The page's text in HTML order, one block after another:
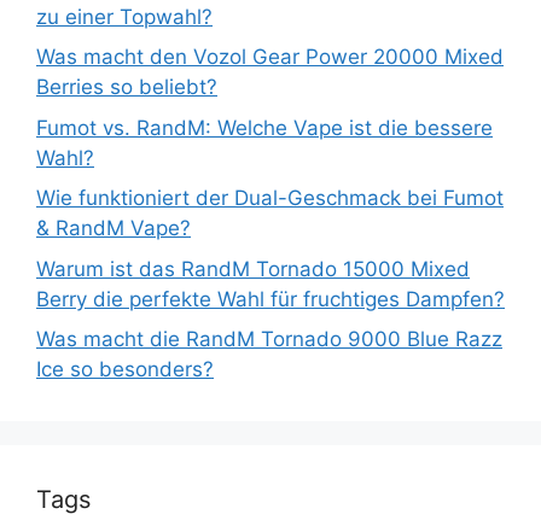
zu einer Topwahl?
Was macht den Vozol Gear Power 20000 Mixed
Berries so beliebt?
Fumot vs. RandM: Welche Vape ist die bessere
Wahl?
Wie funktioniert der Dual-Geschmack bei Fumot
& RandM Vape?
Warum ist das RandM Tornado 15000 Mixed
Berry die perfekte Wahl für fruchtiges Dampfen?
Was macht die RandM Tornado 9000 Blue Razz
Ice so besonders?
Tags